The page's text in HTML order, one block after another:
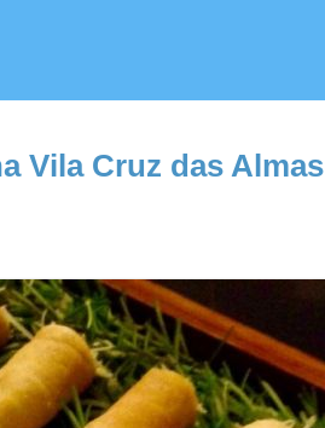
Vila Cruz das Almas